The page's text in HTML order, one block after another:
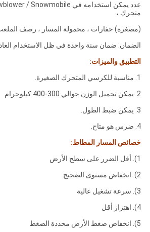
متحرك ،
(مصغرة) حفارات ، محمولة المسار ، رصف الملعب
الضمان: ضمان سنة واحدة في ظل الاستخدام
التطبيق والميزات:
1. مناسبة للكرسي المتحرك الصغيرة.
2. يمكن تحميل الوزن حوالي 300-400 كيلوجرام
3. يمكن ضبط الطول.
4. ضرس هو متاح.
خصائص المسار المطاط:
1). أقل الضرر على سطح الأرض
2). انخفاض مستوى الضجيج
3). سرعة تشغيل عالية
4). اهتزاز أقل
5). انخفاض ضغط الأرض محددة الضغط